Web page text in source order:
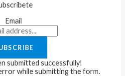
Email
submitted successfully!
while submitting the form.